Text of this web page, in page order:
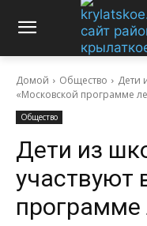
Домой Общество
Дети
«Московской программе
Общество
Дети из
участвуют
программе